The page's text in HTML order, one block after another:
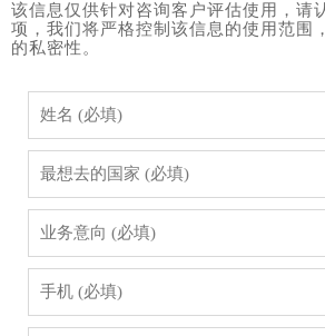
该信息仅供针对咨询客户评估使用，请
项，我们将严格控制该信息的使用范围
的私密性。